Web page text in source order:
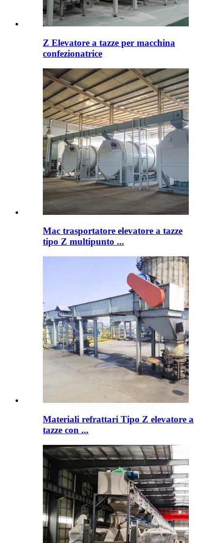
Z Elevatore a tazze per macchina
confezionatrice
Mac trasportatore elevatore a tazze
tipo Z multipunto ...
Materiali refrattari Tipo Z elevatore a
tazze con ...